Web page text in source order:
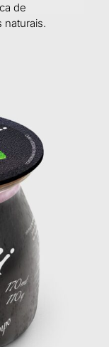
de
naturais.